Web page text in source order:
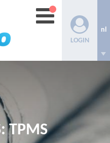
LOGIN
nl
TPMS